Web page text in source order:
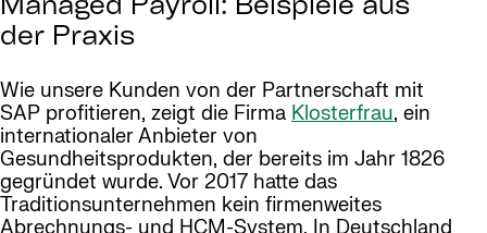
Managed Payroll: Beispiele aus
der Praxis
Wie unsere Kunden von der Partnerschaft mit
SAP profitieren, zeigt die Firma Klosterfrau, ein
internationaler Anbieter von
Gesundheitsprodukten, der bereits im Jahr 1826
gegründet wurde. Vor 2017 hatte das
Traditionsunternehmen kein firmenweites